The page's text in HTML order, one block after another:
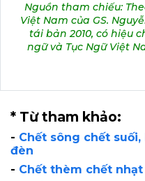
Nguồn tham chiếu:
Việt Nam của GS.
tái bản 2010, có hiệu
ngữ và Tục Ngữ Việt
* Từ tham khảo:
- Chết sông chết
đèn
- Chết thèm chết nhạt